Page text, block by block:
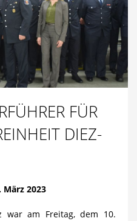
FÜR
DIEZ-
2023
war am Freitag, dem 10.